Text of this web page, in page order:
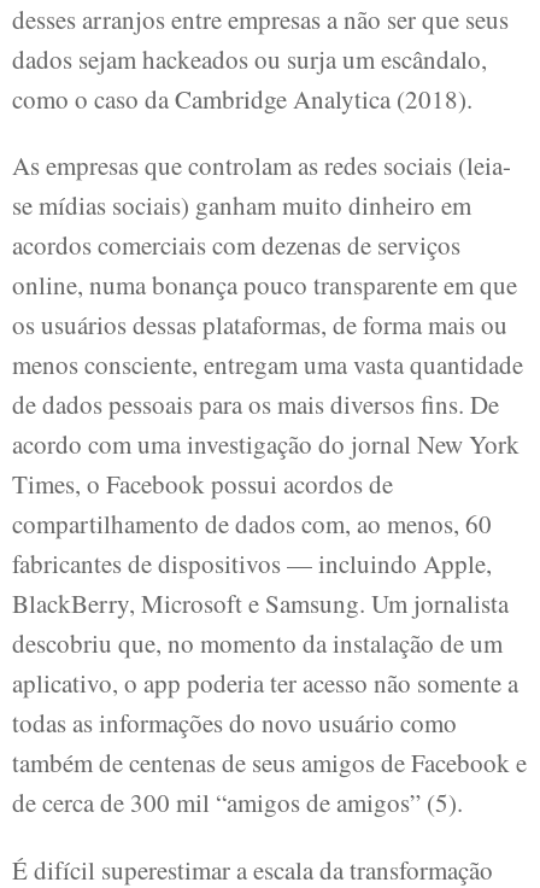
desses arranjos entre empresas a não ser que seus
dados sejam hackeados ou surja um escândalo,
como o caso da Cambridge Analytica (2018).
As empresas que controlam as redes sociais (leia-
se mídias sociais) ganham muito dinheiro em
acordos comerciais com dezenas de serviços
online, numa bonança pouco transparente em que
os usuários dessas plataformas, de forma mais ou
menos consciente, entregam uma vasta quantidade
de dados pessoais para os mais diversos fins. De
acordo com uma investigação do jornal New York
Times, o Facebook possui acordos de
compartilhamento de dados com, ao menos, 60
fabricantes de dispositivos — incluindo Apple,
BlackBerry, Microsoft e Samsung. Um jornalista
descobriu que, no momento da instalação de um
aplicativo, o app poderia ter acesso não somente a
todas as informações do novo usuário como
também de centenas de seus amigos de Facebook e
de cerca de 300 mil “amigos de amigos” (5).
É difícil superestimar a escala da transformação